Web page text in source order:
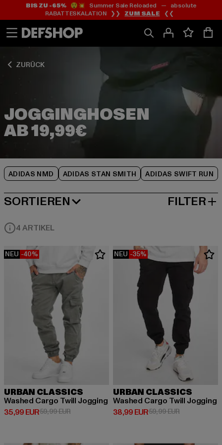
Zum
Inhalt
springen
Zum
Fußzeile
springen
BIS ZU -65%😲💥 Summer Sale Reloaded — absolute
RABATTESKALATION ❯❯ ZUM SALE ❮❮
ZURÜCK
JOGGINGHOSEN
ADIDAS NMD ADIDAS STAN SMITH ADIDAS SWIFT RUN
Zum
Produktraster
springen
SORTIEREN
BELIEBTESTE FILTER
4 ARTIKEL
NEU -40%
URBAN CLASSICS
Washed Cargo Twill Jogging
35,99 EUR
Derzeitiger Preis: 35,99 EUR
59,99 EURAktionspreis: 59,99 EUR
NEU -35%
URBAN CLASSICS
Washed Cargo Twill Jogging
38,99 EUR
Derzeitiger Preis: 38,99 EUR
59,99 EURAktionspreis: